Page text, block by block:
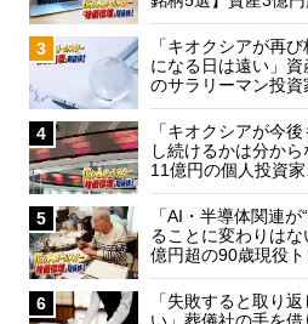
3
「キオクシアが再
になる日は遠い」資
のサラリーマン投資
4
「キオクシアが今
し続けるかは分か
11億円の個人投資家
5
「AI・半導体関連が
ることに変わりは
億円超の90歳現役ト
6
「失敗すると取り